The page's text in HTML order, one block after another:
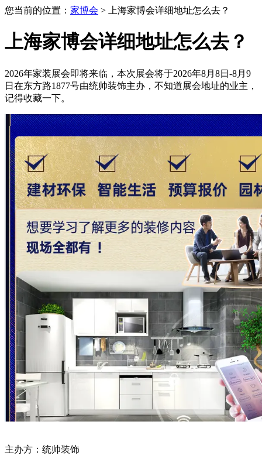
您当前的位置： 家博会 > 上海家博会详细地址怎么去？
上海家博会详细地址怎么去？
2026年家装展会即将来临，本次展会将于2026年8月8日-8月9
日在东方路1877号由统帅装饰主办，不知道展会地址的业主，
记得收藏一下。
主办方：统帅装饰